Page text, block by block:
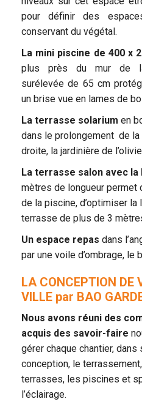
pour définir des
conservant du végétal.
La mini piscine de 400 x
plus près du mur de
surélevée de 65 cm
un brise vue en lames de
La terrasse solarium en
dans le prolongement de
droite, la jardinière de
La terrasse salon avec la
mètres de longueur permet
de la piscine, d’optimiser la
terrasse de plus de 3
Un espace repas dans
par une voile d’ombrage, le
LA CONCEPTION DE
VILLE par BAO
Nous avons réuni des
acquis des savoir-faire
gérer chaque chantier,
conception, le
terrasses, les piscines et
l’éclairage.